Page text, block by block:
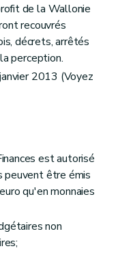
de la Wallonie
recouvrés
décrets, arrêtés
perception.
2013 (Voyez
est autorisé
peuvent être émis
qu'en monnaies
non